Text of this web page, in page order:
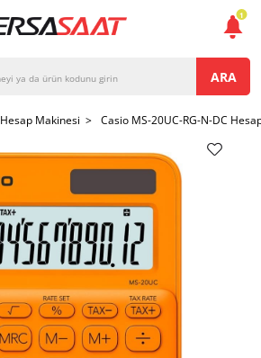
ARA
Hesap Makinesi > Casio MS-20UC-RG-N-DC
1